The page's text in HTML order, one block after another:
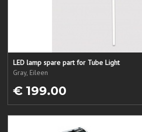
LED lamp spare part for Tube Light
Gray, Eileen
€ 199.00